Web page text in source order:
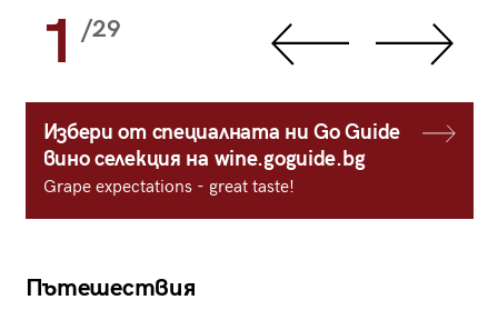
1 /29
Избери от специалната ни Go Guide
вино селекция на wine.goguide.bg
Grape expectations - great taste!
Пътешествия